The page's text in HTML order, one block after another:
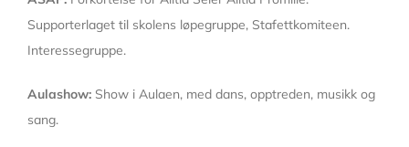
Supporterlaget til skolens løpegruppe, Stafettkomiteen.
Interessegruppe.
Aulashow: Show i Aulaen, med dans, opptreden, musikk og
sang.